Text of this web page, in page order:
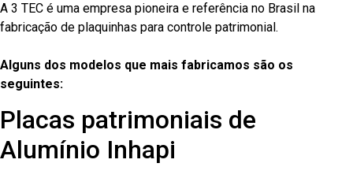
A 3 TEC é uma empresa pioneira e referência no Brasil na
fabricação de plaquinhas para controle patrimonial.
Alguns dos modelos que mais fabricamos são os
seguintes:
Placas patrimoniais de
Alumínio Inhapi